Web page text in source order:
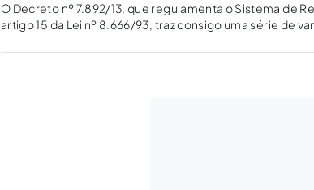
O Decreto nº 7.892/13, que regulamenta o Sistema de
artigo 15 da Lei nº 8.666/93, traz consigo uma série de